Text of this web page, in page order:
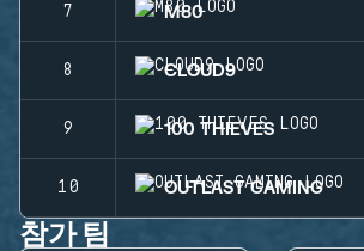
7 M80
8 CLOUD9
9 100 THIEVES
10 OUTLAST GAMING
참가 팀